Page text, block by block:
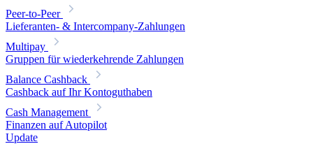
Peer-to-Peer
Lieferanten- & Intercompany-Zahlungen
Multipay
Gruppen für wiederkehrende Zahlungen
Balance Cashback
Cashback auf Ihr Kontoguthaben
Cash Management
Finanzen auf Autopilot
Update